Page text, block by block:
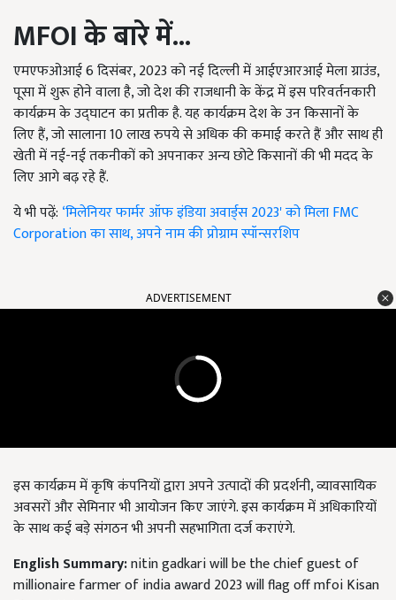
MFOIके बारे में...
एमएफओआई 6 दिसंबर, 2023 को नई दिल्ली में आईएआरआई मेला ग्राउंड,
पूसा में शुरू होने वाला है, जो देश की राजधानी के केंद्र में इस परिवर्तनकारी
कार्यक्रम के उद्घाटन का प्रतीक है. यह कार्यक्रम देश के उन किसानों के
लिए हैं, जो सालाना 10 लाख रुपये से अधिक की कमाई करते हैं और साथ ही
खेती में नई-नई तकनीकों को अपनाकर अन्य छोटे किसानों की भी मदद के
लिए आगे बढ़ रहे हैं.
ये भी पढ़ें: ‘मिलेनियर फार्मर ऑफ इंडिया अवार्ड्स 2023' को मिला FMC
Corporation का साथ, अपने नाम की प्रोग्राम स्पॉन्सरशिप
ADVERTISEMENT
इस कार्यक्रम में कृषि कंपनियों द्वारा अपने उत्पादों की प्रदर्शनी, व्यावसायिक
अवसरों और सेमिनार भी आयोजन किए जाएंगे. इस कार्यक्रम में अधिकारियों
के साथ कई बड़े संगठन भी अपनी सहभागिता दर्ज कराएंगे.
English Summary:nitin gadkari will be the chief guest of
millionaire farmer of india award 2023 will flag off mfoi Kisan